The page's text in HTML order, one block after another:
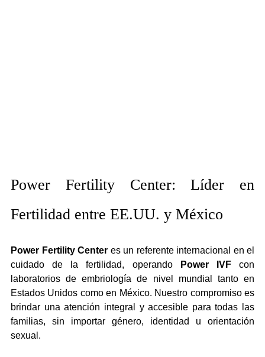
Power Fertility Center: Líder en
Fertilidad entre EE.UU. y México
Power Fertility Center es un referente internacional en el
cuidado de la fertilidad, operando
Power IVF con
laboratorios de embriología de nivel mundial tanto en
Estados Unidos como en México. Nuestro compromiso es
brindar una atención integral y accesible para todas las
familias, sin importar género, identidad u orientación
sexual.